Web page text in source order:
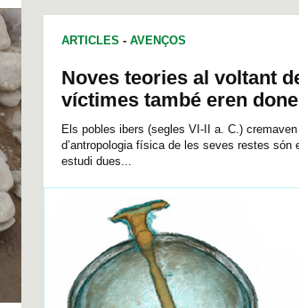
ARTICLES - AVENÇOS
Noves teories al voltant
víctimes també eren
Els pobles ibers (segles VI-II a. C.)
d’antropologia física de les seves restes
estudi dues...